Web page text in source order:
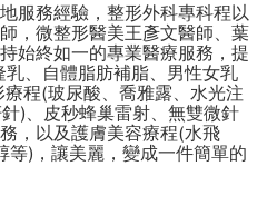
服務經驗，整形外科專科程以
，微整形醫美王彥文醫師、葉
始終如一的專業醫療服務，提
、自體脂肪補脂、男性女乳
程(玻尿酸、喬雅露、水光注
)、皮秒蜂巢雷射、無雙微針
，以及護膚美容療程(水飛
等)，讓美麗，變成一件簡單的